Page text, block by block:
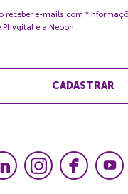
receber e-mails com
Phygital e a Neooh.
CADASTRAR